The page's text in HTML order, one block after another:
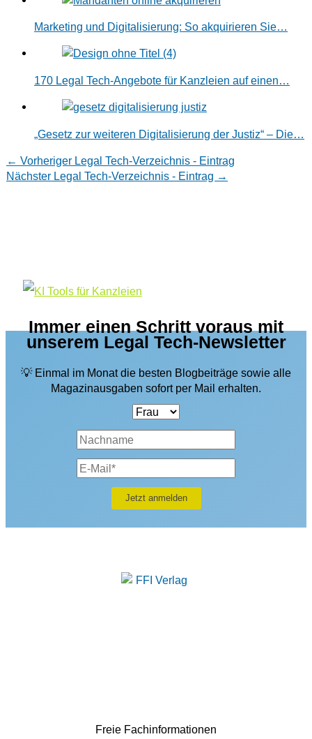
Marketing und Digitalisierung: So akquirieren Sie…
170 Legal Tech-Angebote für Kanzleien auf einen…
„Gesetz zur weiteren Digitalisierung der Justiz“ – Die…
← Vorheriger Legal Tech-Verzeichnis - Eintrag
Nächster Legal Tech-Verzeichnis - Eintrag →
Immer einen Schritt voraus mit
unserem Legal Tech-Newsletter
💡 Einmal im Monat die besten Blogbeiträge sowie alle
Magazinausgaben sofort per Mail erhalten.
Freie Fachinformationen